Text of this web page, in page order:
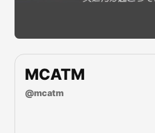
MCATM
@mcatm